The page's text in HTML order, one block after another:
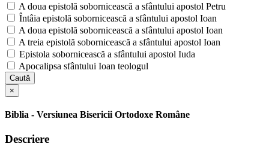
A doua epistolă sobornicească a sfântului apostol Petru
Întâia epistolă sobornicească a sfântului apostol Ioan
A doua epistolă sobornicească a sfântului apostol Ioan
A treia epistolă sobornicească a sfântului apostol Ioan
Epistola sobornicească a sfântului apostol Iuda
Apocalipsa sfântului Ioan teologul
Caută
×
Biblia - Versiunea Bisericii Ortodoxe Române
Descriere